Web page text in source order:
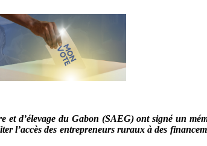
d’élevage du Gabon (SAEG) ont signé un
l’accès des entrepreneurs ruraux à des